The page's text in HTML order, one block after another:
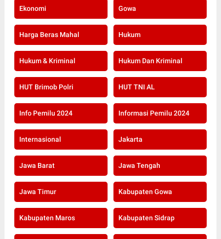
Ekonomi Gowa
Harga Beras Mahal Hukum
Hukum & Kriminal Hukum Dan Kriminal
HUT Brimob Polri HUT TNI AL
Info Pemilu 2024 Informasi Pemilu 2024
Internasional Jakarta
Jawa Barat Jawa Tengah
Jawa Timur Kabupaten Gowa
Kabupaten Maros Kabupaten Sidrap